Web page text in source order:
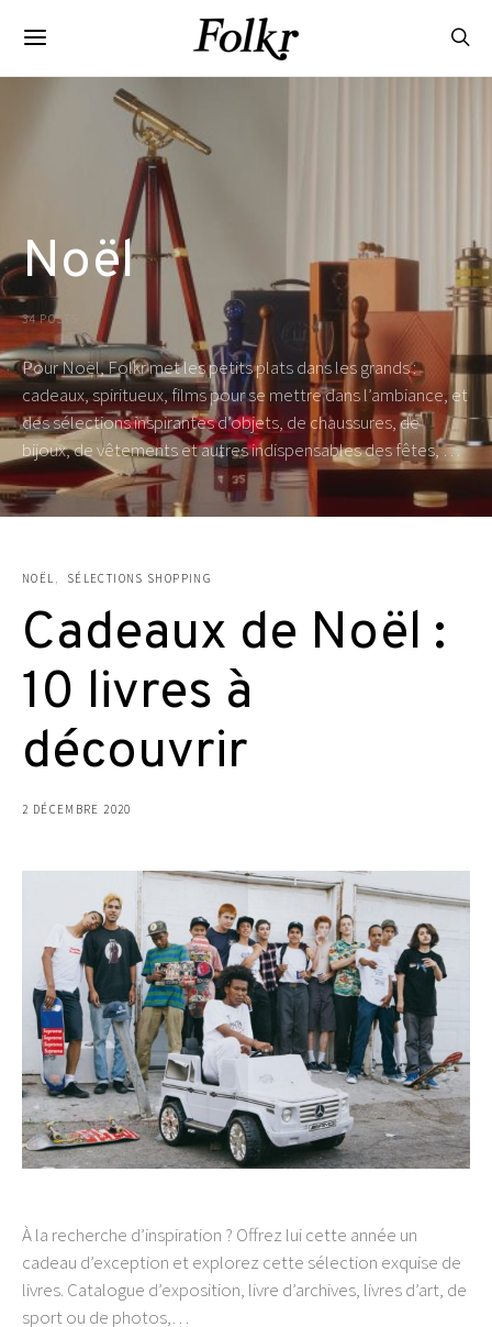
Noël
34 POSTS
Pour Noël, Folkr met les petits plats dans les grands :
cadeaux, spiritueux, films pour se mettre dans l’ambiance, et
des sélections inspirantes d’objets, de chaussures, de
bijoux, de vêtements et autres indispensables des fêtes, …
NOËL SÉLECTIONS SHOPPING
Cadeaux de Noël :
10 livres à
découvrir
2 DÉCEMBRE 2020
À la recherche d’inspiration ? Offrez lui cette année un
cadeau d’exception et explorez cette sélection exquise de
livres. Catalogue d’exposition, livre d’archives, livres d’art, de
sport ou de photos,…